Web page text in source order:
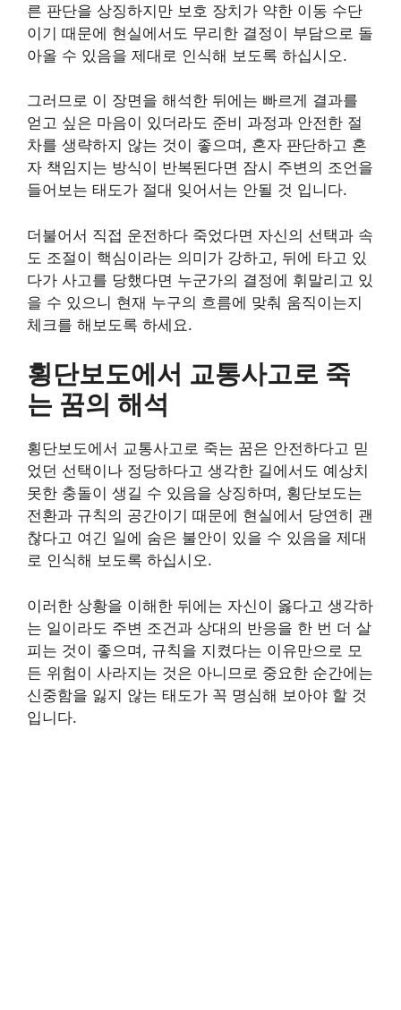
른 판단을 상징하지만 보호 장치가 약한 이동 수단
이기 때문에 현실에서도 무리한 결정이 부담으로 돌
아올 수 있음을 제대로 인식해 보도록 하십시오.
그러므로 이 장면을 해석한 뒤에는 빠르게 결과를
얻고 싶은 마음이 있더라도 준비 과정과 안전한 절
차를 생략하지 않는 것이 좋으며, 혼자 판단하고 혼
자 책임지는 방식이 반복된다면 잠시 주변의 조언을
들어보는 태도가 절대 잊어서는 안될 것 입니다.
더불어서 직접 운전하다 죽었다면 자신의 선택과 속
도 조절이 핵심이라는 의미가 강하고, 뒤에 타고 있
다가 사고를 당했다면 누군가의 결정에 휘말리고 있
을 수 있으니 현재 누구의 흐름에 맞춰 움직이는지
체크를 해보도록 하세요.
횡단보도에서 교통사고로 죽
는 꿈의 해석
횡단보도에서 교통사고로 죽는 꿈은 안전하다고 믿
었던 선택이나 정당하다고 생각한 길에서도 예상치
못한 충돌이 생길 수 있음을 상징하며, 횡단보도는
전환과 규칙의 공간이기 때문에 현실에서 당연히 괜
찮다고 여긴 일에 숨은 불안이 있을 수 있음을 제대
로 인식해 보도록 하십시오.
이러한 상황을 이해한 뒤에는 자신이 옳다고 생각하
는 일이라도 주변 조건과 상대의 반응을 한 번 더 살
피는 것이 좋으며, 규칙을 지켰다는 이유만으로 모
든 위험이 사라지는 것은 아니므로 중요한 순간에는
신중함을 잃지 않는 태도가 꼭 명심해 보아야 할 것
입니다.